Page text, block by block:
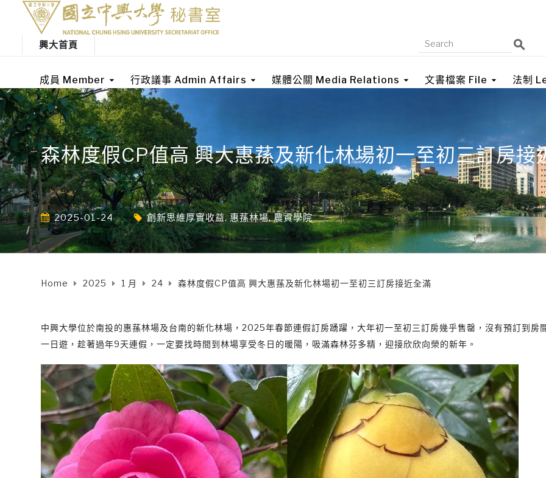
興大首頁
成員 Member 行政議事 Admin Affairs 媒體公關 Media Relations 文書檔案 File 法制
森林度假CP值高 興大惠蓀及新化林場初一至初三訂房接
2025-01-24 創新思維厚實收益,惠蓀林場,農資學院
Home 2025 1 月 24 森林度假CP值高 興大惠蓀及新化林場初一至初三訂房接近全滿
中興大學位於南投的惠蓀林場及台南的新化林場，2025年春節連假訂房踴躍，大年初一至初三訂房幾乎售罄，沒有預訂到房
一日遊，趁著過年9天連假，一定要找時間到林場享受冬日的暖陽，吸滿森林芬多精，迎接欣欣向榮的新年。